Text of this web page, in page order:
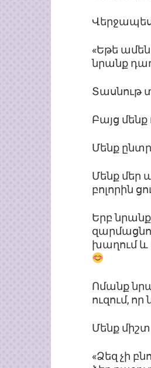
Վերջապես
«Եթե
նրանք
Տասնութ
Բայց մենք
Մենք
Մենք մեր
բոլորին
Երբ
խաղում և
Ոմանք
ուզում,
Մենք
«Ձեզ չի